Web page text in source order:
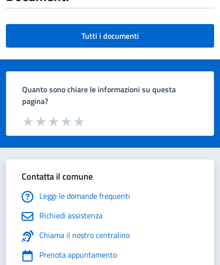
Tutti i documenti
Quanto sono chiare le informazioni su questa
pagina?
Valuta da 1 a 5 stelle la pagina
Valuta 5 stelle su 5
Valuta 4 stelle su 5
Valuta 3 stelle su 5
Valuta 2 stelle su 5
Valuta 1 stelle su 5
Contatta il comune
Leggi le domande frequenti
Richiedi assistenza
Chiama il nostro centralino
Prenota appuntamento